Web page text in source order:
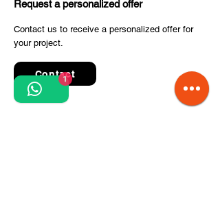
Request a personalized offer
Contact us to receive a personalized offer for
your project.
Contact
1